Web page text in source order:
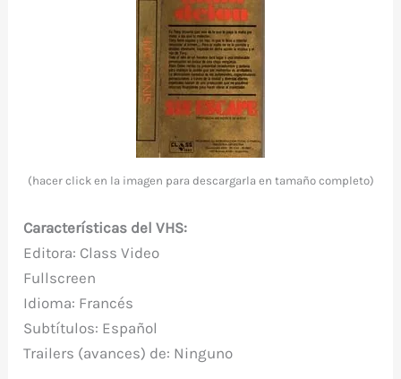
(hacer click en la imagen para descargarla en tamaño completo)
Características del VHS:
Editora: Class Video
Fullscreen
Idioma: Francés
Subtítulos: Español
Trailers (avances) de: Ninguno